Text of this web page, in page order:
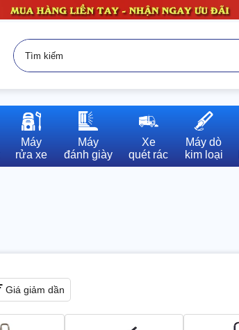
Máy
rửa xe
Máy
đánh giày
Xe
quét rác
Máy dò
kim loại
Giá giảm dần